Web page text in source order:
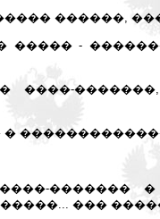
������,
����� -
����-
�
�������
���